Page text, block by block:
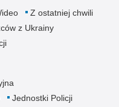
Z ostatniej chwili
z Ukrainy
Jednostki Policji